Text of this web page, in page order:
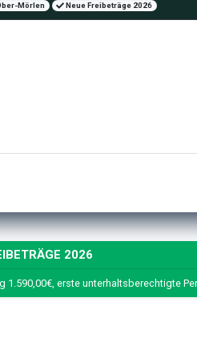
Mörlen Neue Freibeträge 2026
2026
erste unterhaltsberechtigte